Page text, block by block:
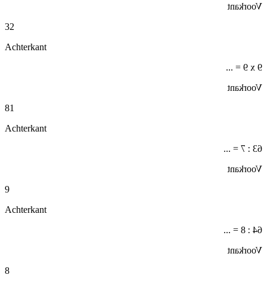
Voorkant
32
Achterkant
9 x 9 = ...
Voorkant
81
Achterkant
63 : 7 = ...
Voorkant
9
Achterkant
64 : 8 = ...
Voorkant
8